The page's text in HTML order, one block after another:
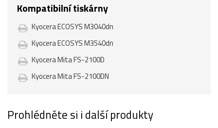
Kompatibilní tiskárny
Kyocera ECOSYS M3040dn
Kyocera ECOSYS M3540dn
Kyocera Mita FS-2100D
Kyocera Mita FS-2100DN
Prohlédněte si i další produkty